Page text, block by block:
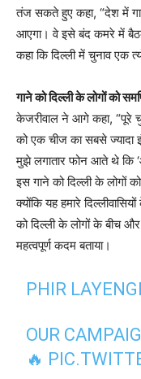
तंज सकते हुए कहा, “देश में
आएगा। वे इसे बंद कमरे में
कहा कि दिल्ली में चुनाव एक
गाने को दिल्ली के लोगों को
केजरीवाल ने आगे कहा, “पूरे
को एक चीज का सबसे ज्यादा
मुझे लगातार फोन आते थे कि
इस गाने को दिल्ली के लोगों
क्योंकि यह हमारे
को दिल्ली के लोगों के बीच
महत्वपूर्ण कदम बताया।
PHIR
OUR
🔥